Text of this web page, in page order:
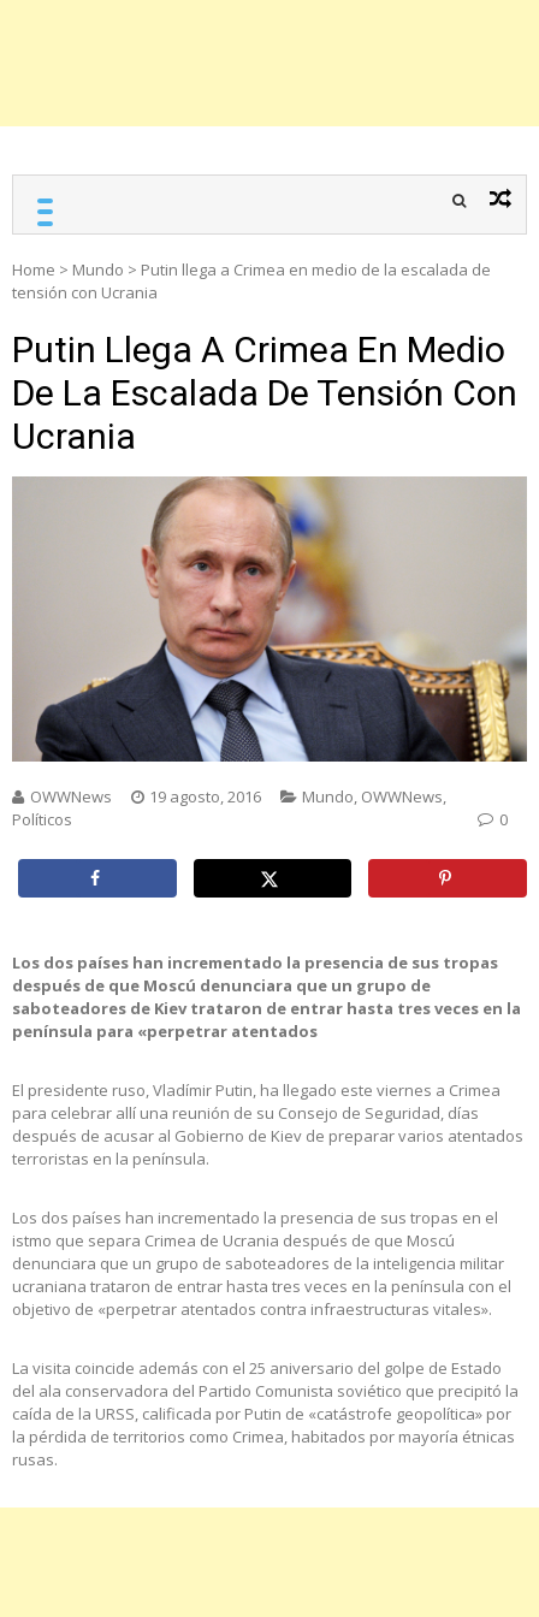
Home > Mundo > Putin llega a Crimea en medio de la escalada de
tensión con Ucrania
Putin Llega A Crimea En Medio
De La Escalada De Tensión Con
Ucrania
OWWNews 19 agosto, 2016 Mundo, OWWNews,
Políticos
0
Los dos países han incrementado la presencia de sus tropas
después de que Moscú denunciara que un grupo de
saboteadores de Kiev trataron de entrar hasta tres veces en la
península para «perpetrar atentados
El presidente ruso, Vladímir Putin, ha llegado este viernes a Crimea
para celebrar allí una reunión de su Consejo de Seguridad, días
después de acusar al Gobierno de Kiev de preparar varios atentados
terroristas en la península.
Los dos países han incrementado la presencia de sus tropas en el
istmo que separa Crimea de Ucrania después de que Moscú
denunciara que un grupo de saboteadores de la inteligencia militar
ucraniana trataron de entrar hasta tres veces en la península con el
objetivo de «perpetrar atentados contra infraestructuras vitales».
La visita coincide además con el 25 aniversario del golpe de Estado
del ala conservadora del Partido Comunista soviético que precipitó la
caída de la URSS, calificada por Putin de «catástrofe geopolítica» por
la pérdida de territorios como Crimea, habitados por mayoría étnicas
rusas.